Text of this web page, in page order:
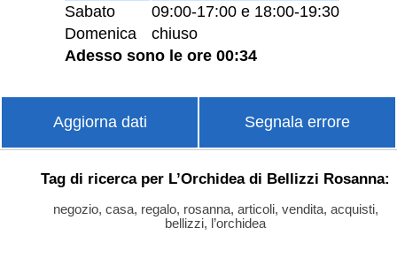
Sabato
09:00-17:00 e 18:00-19:30
Domenica
chiuso
Adesso sono le ore 00:34
Aggiorna dati Segnala errore
Tag di ricerca per L’Orchidea di Bellizzi Rosanna:
negozio, casa, regalo, rosanna, articoli, vendita, acquisti,
bellizzi, l’orchidea